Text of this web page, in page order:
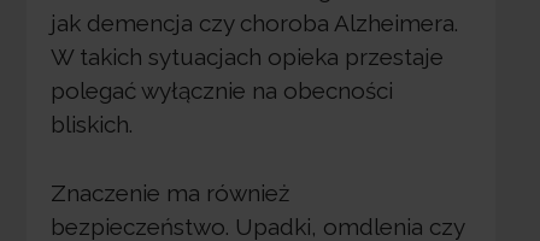
jak demencja czy choroba Alzheimera.
W takich sytuacjach opieka przestaje
polegać wyłącznie na obecności
bliskich.
Znaczenie ma również
bezpieczeństwo. Upadki, omdlenia czy